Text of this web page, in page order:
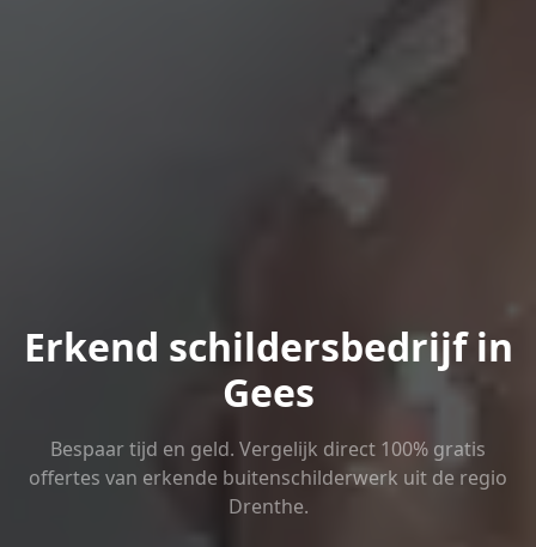
Erkend schildersbedrijf in
Gees
Bespaar tijd en geld. Vergelijk direct 100% gratis
offertes van erkende buitenschilderwerk uit de regio
Drenthe.